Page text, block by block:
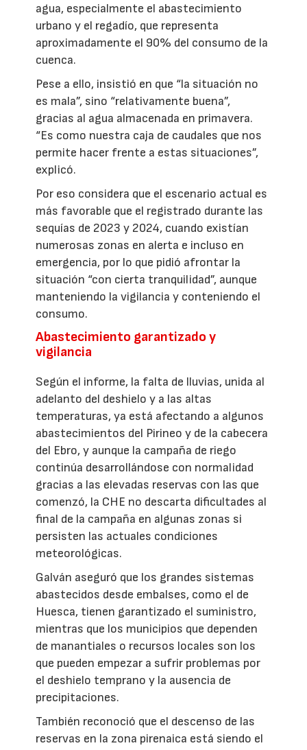
agua, especialmente el abastecimiento
urbano y el regadío, que representa
aproximadamente el 90% del consumo de la
cuenca.
Pese a ello, insistió en que “la situación no
es mala”, sino “relativamente buena”,
gracias al agua almacenada en primavera.
“Es como nuestra caja de caudales que nos
permite hacer frente a estas situaciones”,
explicó.
Por eso considera que el escenario actual es
más favorable que el registrado durante las
sequías de 2023 y 2024, cuando existían
numerosas zonas en alerta e incluso en
emergencia, por lo que pidió afrontar la
situación “con cierta tranquilidad”, aunque
manteniendo la vigilancia y conteniendo el
consumo.
Abastecimiento garantizado y
vigilancia
Según el informe, la falta de lluvias, unida al
adelanto del deshielo y a las altas
temperaturas, ya está afectando a algunos
abastecimientos del Pirineo y de la cabecera
del Ebro, y aunque la campaña de riego
continúa desarrollándose con normalidad
gracias a las elevadas reservas con las que
comenzó, la CHE no descarta dificultades al
final de la campaña en algunas zonas si
persisten las actuales condiciones
meteorológicas.
Galván aseguró que los grandes sistemas
abastecidos desde embalses, como el de
Huesca, tienen garantizado el suministro,
mientras que los municipios que dependen
de manantiales o recursos locales son los
que pueden empezar a sufrir problemas por
el deshielo temprano y la ausencia de
precipitaciones.
También reconoció que el descenso de las
reservas en la zona pirenaica está siendo el